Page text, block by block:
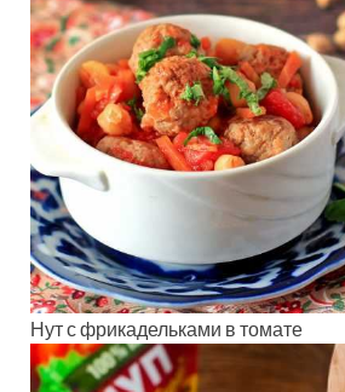
Нут с фрикадельками в томате